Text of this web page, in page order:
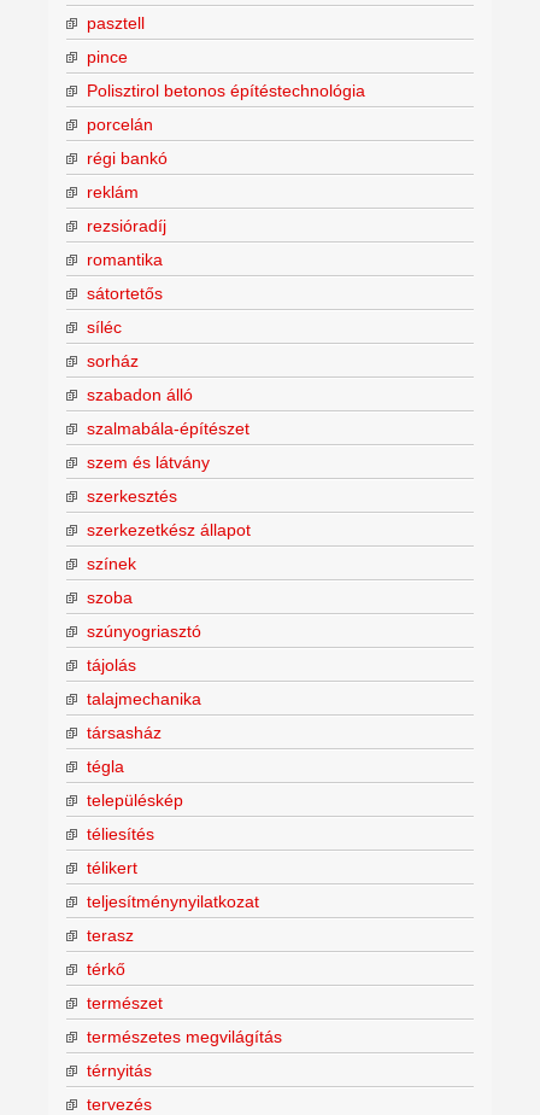
pasztell
pince
Polisztirol betonos építéstechnológia
porcelán
régi bankó
reklám
rezsióradíj
romantika
sátortetős
síléc
sorház
szabadon álló
szalmabála-építészet
szem és látvány
szerkesztés
szerkezetkész állapot
színek
szoba
szúnyogriasztó
tájolás
talajmechanika
társasház
tégla
településkép
téliesítés
télikert
teljesítménynyilatkozat
terasz
térkő
természet
természetes megvilágítás
térnyitás
tervezés